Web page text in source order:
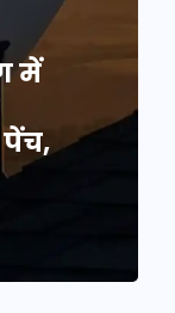
में
पेंच,